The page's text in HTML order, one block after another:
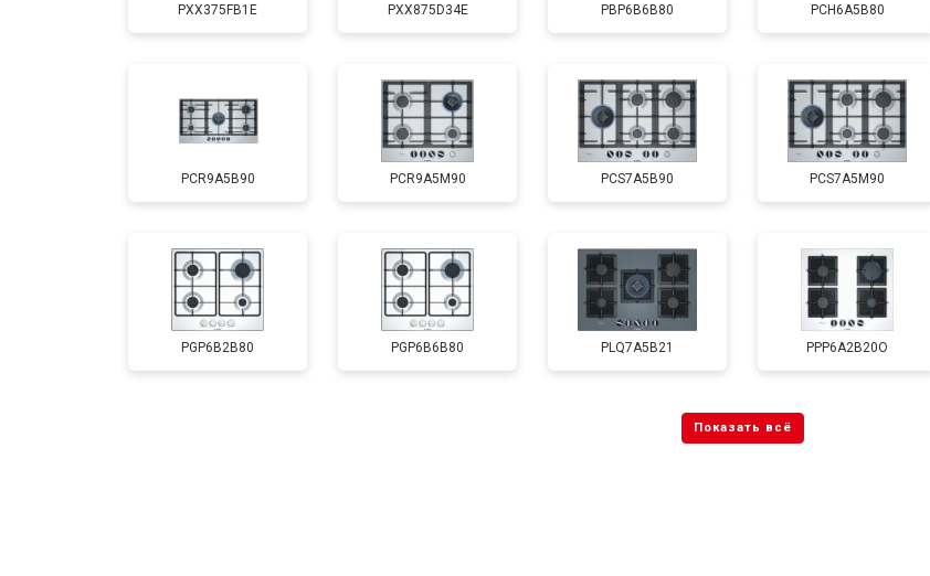
PXX375FB1E PXX875D34E PBP6B6B80 PCH6A5B80
PCR9A5B90 PCR9A5M90 PCS7A5B90 PCS7A5M90
PGP6B2B80 PGP6B6B80 PLQ7A5B21 PPP6A2B20O